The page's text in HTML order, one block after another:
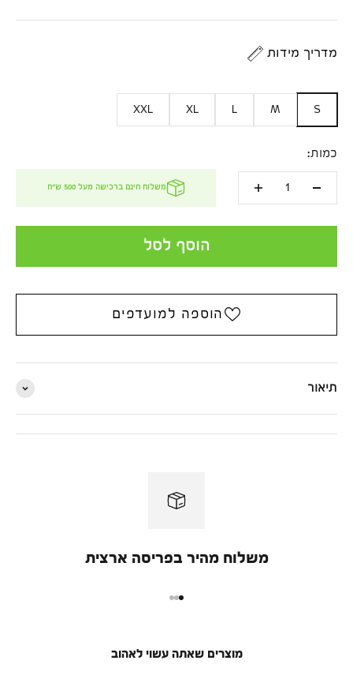
מדריך מידות
S
M
L
XL
XXL
כמות:
משלוח חינם ברכישה מעל 500 ש''ח
הוסף לסל
הוספה למועדפים
תיאור
משלוח מהיר בפריסה ארצית
מוצרים שאתה עשוי לאהוב